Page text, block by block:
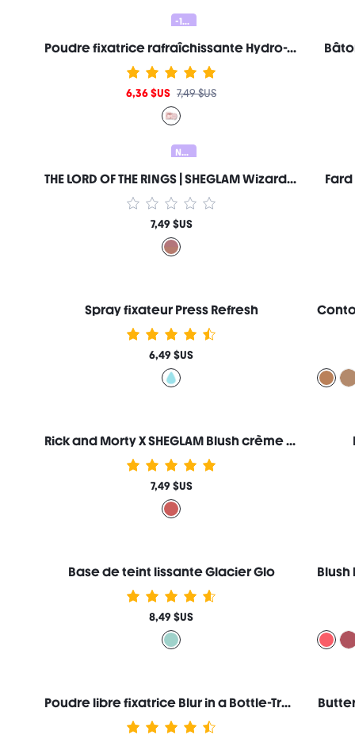
-15%
Poudre fixatrice rafraîchissante Hydro-Touch
6,36 $US 7,49 $US
Nouveau
THE LORD OF THE RINGS | SHEGLAM Wizard'S Touch | Duo De Blush Marque De Beauté CosméTique Maquillage Pour Femmes Et Filles
7,49 $US
Spray fixateur Press Refresh
6,49 $US
Rick and Morty X SHEGLAM Blush crème Mr. Sanchez
7,49 $US
Base de teint lissante Glacier Glo
8,49 $US
Poudre libre fixatrice Blur in a Bottle-Translucide